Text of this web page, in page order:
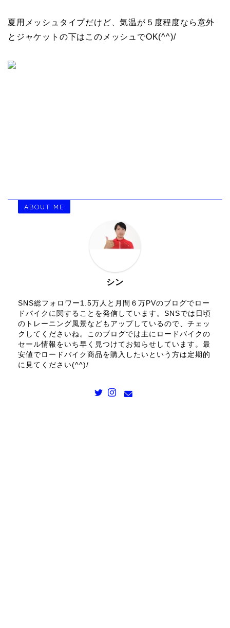
夏用メッシュタイプだけど、気温が５度程度なら意外
とジャケットの下はこのメッシュでOK(^^)/
ABOUT ME
シン
SNS総フォロワー1.5万人と月間６万PVのブログでロー
ドバイクに関することを発信しています。SNSでは日頃
のトレーニング風景などもアップしているので、チェッ
クしてくださいね。このブログでは主にロードバイクの
セール情報をいち早く見つけてお知らせしています。最
安値でロードバイク商品を購入したいという方は定期的
に見てください(^^)/